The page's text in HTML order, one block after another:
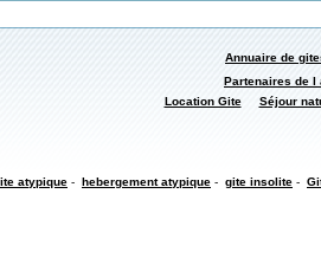
Annuaire de
Partenaires de l
Location Gite
Séjour
atypique - hebergement atypique - gite insolite -